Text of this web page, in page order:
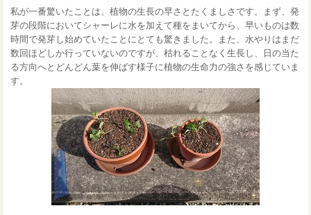
私が一番驚いたことは、植物の生長の早さとたくましさです。まず、発
芽の段階においてシャーレに水を加えて種をまいてから、早いものは数
時間で発芽し始めていたことにとても驚きました。また、水やりはまだ
数回ほどしか行っていないのですが、枯れることなく生長し、日の当た
る方向へとどんどん葉を伸ばす様子に植物の生命力の強さを感じていま
す。